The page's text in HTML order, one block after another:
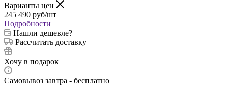
Варианты цен
245 490 руб/шт
Подробности
Нашли дешевле?
Рассчитать доставку
Хочу в подарок
Самовывоз завтра - бесплатно